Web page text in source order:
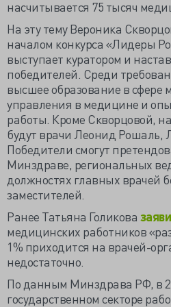
насчитывается 75 тысяч
На эту тему Вероника
началом конкурса «Лидеры
выступает куратором и
победителей. Среди
высшее образование в
управления в медицине и
работы. Кроме Скворцовой,
будут врачи Леонид Рошаль,
Победители смогут
Минздраве, региональных
должностях главных врачей
заместителей.
Ранее Татьяна Голикова
медицинских работников
1% приходится на врачей-
недостаточно.
По данным Минздрава РФ, в
государственном секторе